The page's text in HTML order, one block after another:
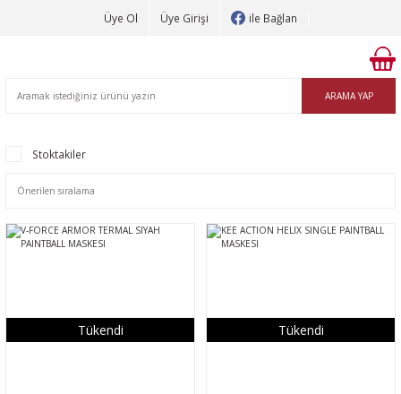
Üye Ol Üye Girişi ile Bağlan
ARAMA YAP
Stoktakiler
Tükendi Tükendi